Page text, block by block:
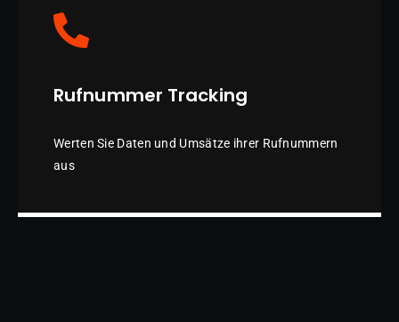
Rufnummer Tracking
Werten Sie Daten und Umsätze ihrer Rufnummern
aus